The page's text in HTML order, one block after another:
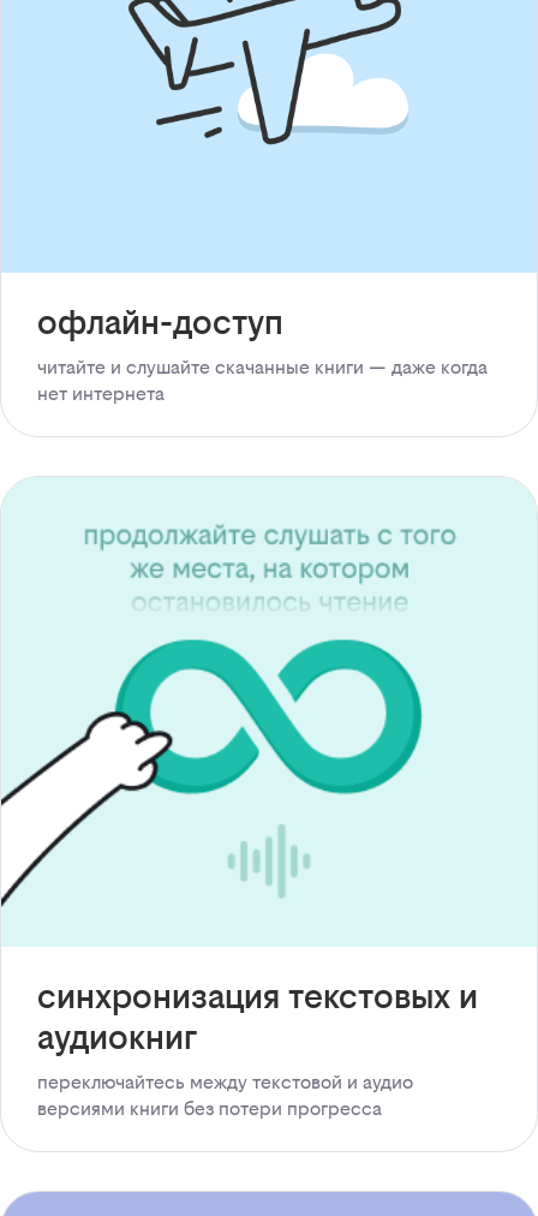
офлайн-доступ
читайте и слушайте скачанные книги — даже когда
нет интернета
синхронизация текстовых и
аудиокниг
переключайтесь между текстовой и аудио
версиями книги без потери прогресса